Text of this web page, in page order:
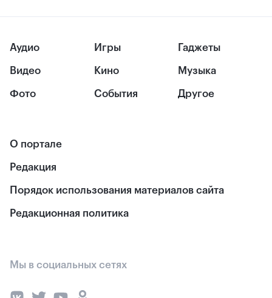
Аудио
Видео
Фото
Игры
Кино
События
Гаджеты
Музыка
Другое
О портале
Редакция
Порядок использования материалов сайта
Редакционная политика
Мы в социальных сетях